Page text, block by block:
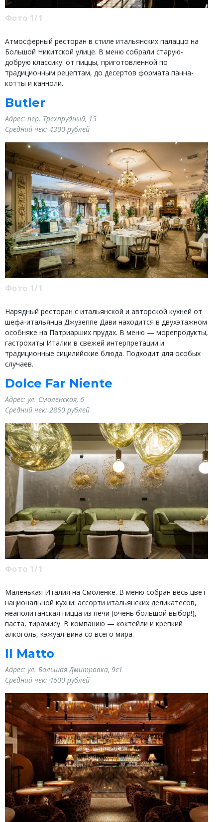
Фото 1/1
Атмосферный ресторан в стиле итальянских палаццо на
Большой Никитской улице. В меню собрали старую-
добрую классику: от пиццы, приготовленной по
традиционным рецептам, до десертов формата панна-
котты и канноли.
Butler
Адрес: пер. Трехпрудный, 15
Средний чек: 4300 рублей
Фото 1/1
Нарядный ресторан с итальянской и авторской кухней от
шефа-итальянца Джузеппе Дави находится в двухэтажном
особняке на Патриарших прудах. В меню — морепродукты,
гастрохиты Италии в свежей интерпретации и
традиционные сицилийские блюда. Подходит для особых
случаев.
Dolce Far Niente
Адрес: ул. Смоленская, 6
Средний чек: 2850 рублей
Фото 1/1
Маленькая Италия на Смоленке. В меню собран весь цвет
национальной кухни: ассорти итальянских деликатесов,
неаполитанская пицца из печи (очень большой выбор!),
паста, тирамису. В компанию — коктейли и крепкий
алкоголь, кэжуал-вина со всего мира.
Il Matto
Адрес: ул. Большая Дмитровка, 9с1
Средний чек: 4600 рублей